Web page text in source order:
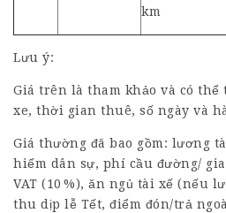
km
Lưu ý:
Giá trên là tham khảo và có
xe, thời gian thuê, số ngày và
Giá thường đã bao gồm: lương
hiểm dân sự, phí cầu đường/
VAT (10 %), ăn ngủ tài xế (nếu
thu dịp lễ Tết, điểm đón/trả